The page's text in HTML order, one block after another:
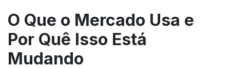
O Que o Mercado Usa e
Por Quê Isso Está
Mudando